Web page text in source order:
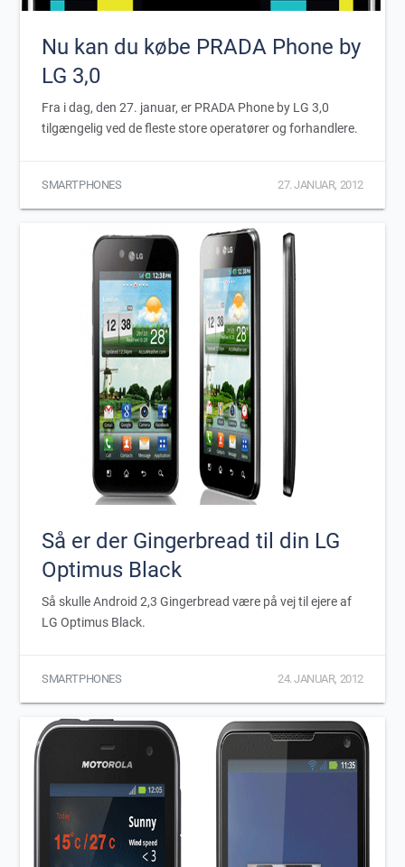
Nu kan du købe PRADA Phone by
LG 3,0
Fra i dag, den 27. januar, er PRADA Phone by LG 3,0
tilgængelig ved de fleste store operatører og forhandlere.
SMARTPHONES 27. JANUAR, 2012
Så er der Gingerbread til din LG
Optimus Black
Så skulle Android 2,3 Gingerbread være på vej til ejere af
LG Optimus Black.
SMARTPHONES 24. JANUAR, 2012